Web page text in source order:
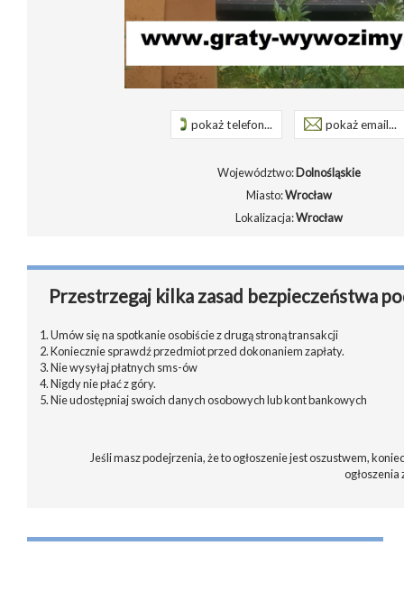
pokaż telefon... pokaż email...
Województwo:Dolnośląskie
Miasto:Wrocław
Lokalizacja:Wrocław
Przestrzegaj kilka zasad bezpieczeństwa
1. Umów się na spotkanie osobiście z drugą stroną transakcji
2. Koniecznie sprawdź przedmiot przed dokonaniem zapłaty.
3. Nie wysyłaj płatnych sms-ów
4. Nigdy nie płać z góry.
5. Nie udostępniaj swoich danych osobowych lub kont bankowych
Jeśli masz podejrzenia, że to ogłoszenie jest oszustwem,